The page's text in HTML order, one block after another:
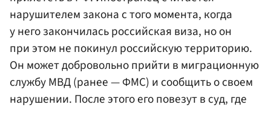
нарушителем закона с того момента, когда
у него закончилась российская виза, но он
при этом не покинул российскую территорию.
Он может добровольно прийти в миграционную
службу МВД (ранее — ФМС) и сообщить о своем
нарушении. После этого его повезут в суд, где